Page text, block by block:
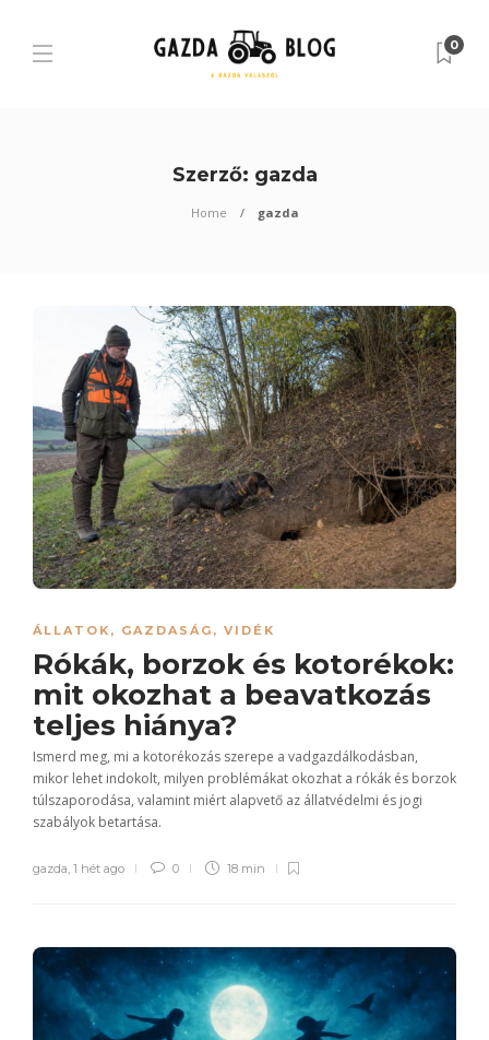
0
Szerző: gazda
Home gazda
ÁLLATOK , GAZDASÁG , VIDÉK
Rókák, borzok és kotorékok:
mit okozhat a beavatkozás
teljes hiánya?
Ismerd meg, mi a kotorékozás szerepe a vadgazdálkodásban,
mikor lehet indokolt, milyen problémákat okozhat a rókák és borzok
túlszaporodása, valamint miért alapvető az állatvédelmi és jogi
szabályok betartása.
gazda 1 hét ago 0 18 min